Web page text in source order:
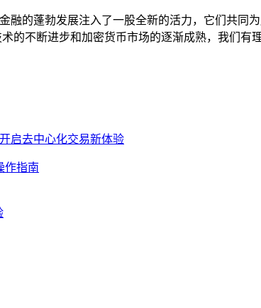
融的蓬勃发展注入了一股全新的活力，它们共
的不断进步和加密货币市场的逐渐成熟，我们有
启去中心化交易新体验
作指南